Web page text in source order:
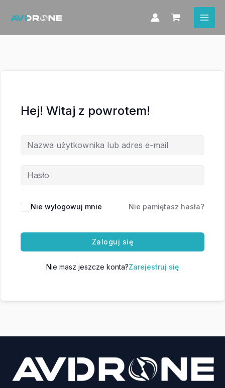
Hej! Witaj z powrotem!
Nie wylogowuj mnie Nie pamiętasz hasła?
Zaloguj się
Nie masz jeszcze konta?Zarejestruj się